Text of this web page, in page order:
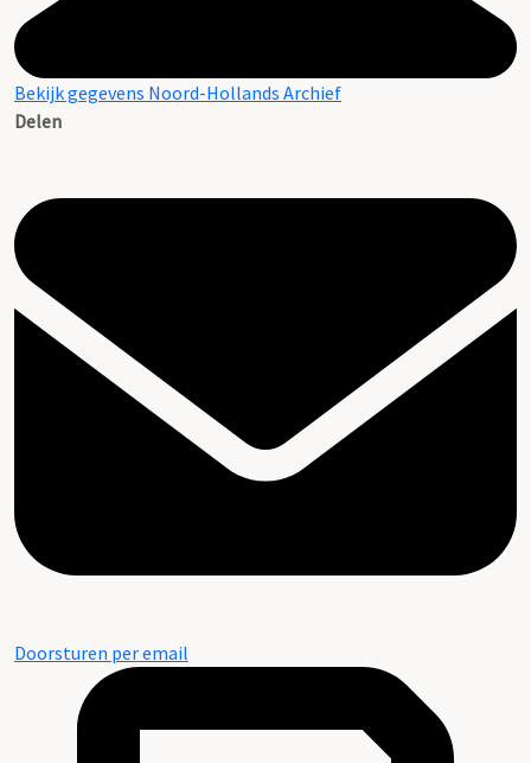
Bekijk gegevens Noord-Hollands Archief
Delen
Doorsturen per email